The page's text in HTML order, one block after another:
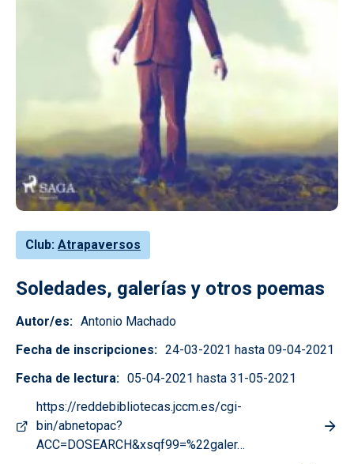
Club Atrapaversos
Soledades, galerías y otros poemas
Autor/es
Antonio Machado
Fecha de inscripciones
24-03-2021 hasta 09-04-2021
Fecha de lectura
05-04-2021 hasta 31-05-2021
https://reddebibliotecas.jccm.es/cgi-
bin/abnetopac?
ACC=DOSEARCH&xsqf99=%22galer…